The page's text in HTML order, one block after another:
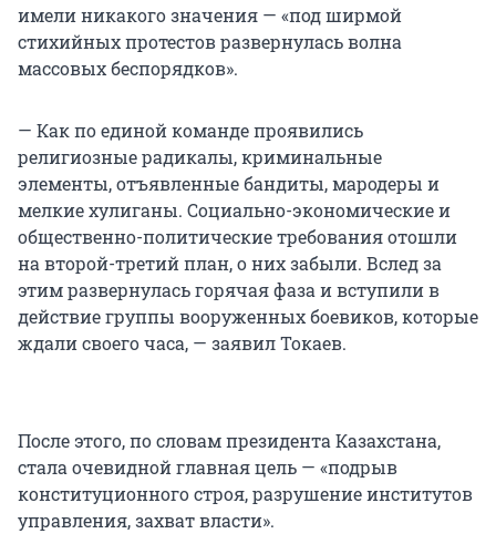
имели никакого значения — «под ширмой
стихийных протестов развернулась волна
массовых беспорядков».
— Как по единой команде проявились
религиозные радикалы, криминальные
элементы, отъявленные бандиты, мародеры и
мелкие хулиганы. Социально-экономические и
общественно-политические требования отошли
на второй-третий план, о них забыли. Вслед за
этим развернулась горячая фаза и вступили в
действие группы вооруженных боевиков, которые
ждали своего часа, — заявил Токаев.
После этого, по словам президента Казахстана,
стала очевидной главная цель — «подрыв
конституционного строя, разрушение институтов
управления, захват власти».